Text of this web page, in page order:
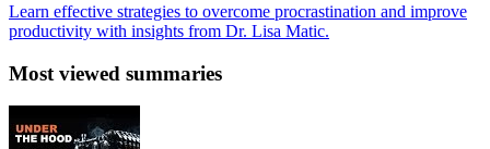
Learn effective strategies to overcome procrastination and improve
productivity with insights from Dr. Lisa Matic.
Most viewed summaries